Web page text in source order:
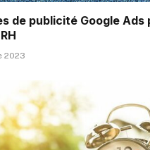
de publicité Google Ads
2023